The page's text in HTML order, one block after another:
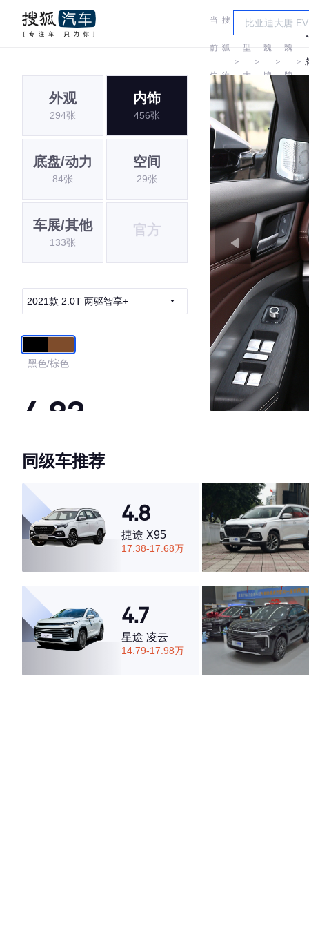
当
前
位
置:
搜
狐
汽
车
＞
车
型
大
全
＞
魏
牌
＞
魏
牌
＞
外观
294张
内饰
456张
底盘/动力
84张
空间
29张
车展/其他
133张
官方
2021款 2.0T 两驱智享+
黑色/棕色
4.83
·外观表现较为优秀，优于77%同级车
·空间表现一般，低于67%同级车
同级车推荐
4.8
捷途 X95
17.38-17.68万
4.7
星途 凌云
14.79-17.98万